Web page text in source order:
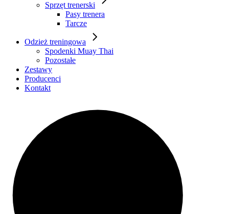
Sprzęt trenerski
Pasy trenera
Tarcze
Odzież treningowa
Spodenki Muay Thai
Pozostałe
Zestawy
Producenci
Kontakt